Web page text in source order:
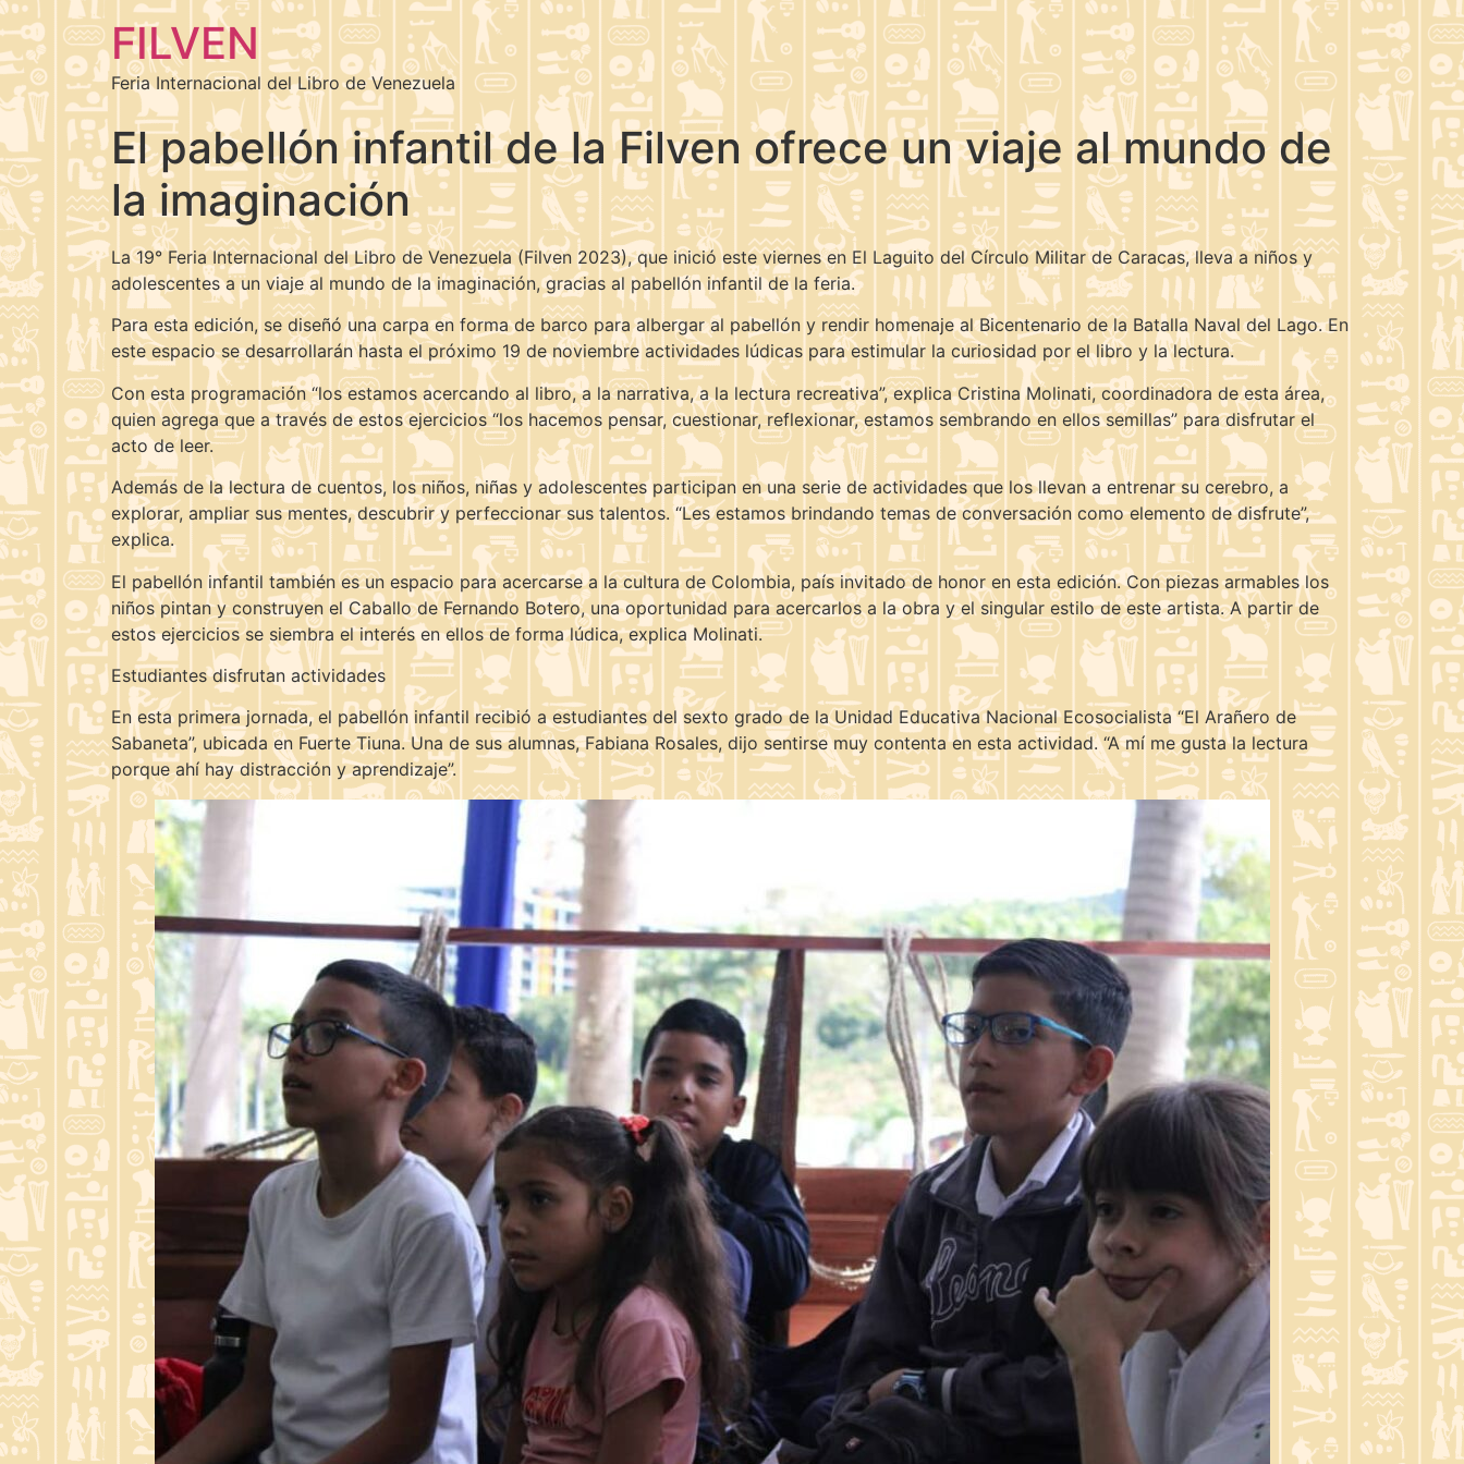
FILVEN
Feria Internacional del Libro de Venezuela
El pabellón infantil de la Filven ofrece un viaje al mundo de
la imaginación
La 19° Feria Internacional del Libro de Venezuela (Filven 2023), que inició este viernes en El Laguito del Círculo Militar de Caracas, lleva a niños y
adolescentes a un viaje al mundo de la imaginación, gracias al pabellón infantil de la feria.
Para esta edición, se diseñó una carpa en forma de barco para albergar al pabellón y rendir homenaje al Bicentenario de la Batalla Naval del Lago. En
este espacio se desarrollarán hasta el próximo 19 de noviembre actividades lúdicas para estimular la curiosidad por el libro y la lectura.
Con esta programación “los estamos acercando al libro, a la narrativa, a la lectura recreativa”, explica Cristina Molinati, coordinadora de esta área,
quien agrega que a través de estos ejercicios “los hacemos pensar, cuestionar, reflexionar, estamos sembrando en ellos semillas” para disfrutar el
acto de leer.
Además de la lectura de cuentos, los niños, niñas y adolescentes participan en una serie de actividades que los llevan a entrenar su cerebro, a
explorar, ampliar sus mentes, descubrir y perfeccionar sus talentos. “Les estamos brindando temas de conversación como elemento de disfrute”,
explica.
El pabellón infantil también es un espacio para acercarse a la cultura de Colombia, país invitado de honor en esta edición. Con piezas armables los
niños pintan y construyen el Caballo de Fernando Botero, una oportunidad para acercarlos a la obra y el singular estilo de este artista. A partir de
estos ejercicios se siembra el interés en ellos de forma lúdica, explica Molinati.
Estudiantes disfrutan actividades
En esta primera jornada, el pabellón infantil recibió a estudiantes del sexto grado de la Unidad Educativa Nacional Ecosocialista “El Arañero de
Sabaneta”, ubicada en Fuerte Tiuna. Una de sus alumnas, Fabiana Rosales, dijo sentirse muy contenta en esta actividad. “A mí me gusta la lectura
porque ahí hay distracción y aprendizaje”.